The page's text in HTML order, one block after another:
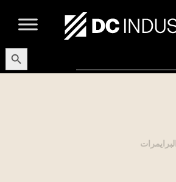
Button
البرايمرات